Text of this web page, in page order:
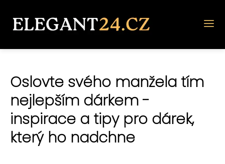
Oslovte svého manžela tím
nejlepším dárkem -
inspirace a tipy pro dárek,
který ho nadchne